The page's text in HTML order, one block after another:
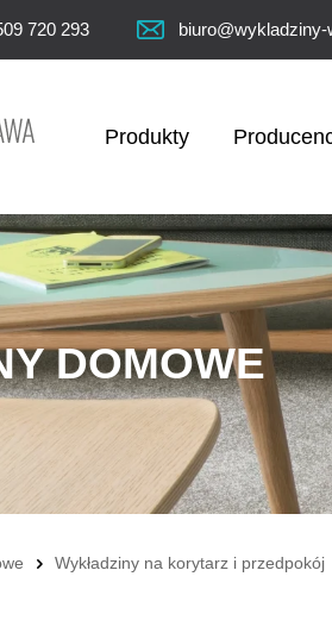
720 293
Produkty
DOMOWE
Wykładziny na korytarz i przedpokój